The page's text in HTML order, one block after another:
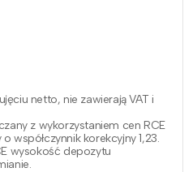
netto, nie zawierają VAT i
z wykorzystaniem cen RCE
współczynnik korekcyjny 1,23.
wysokość depozytu